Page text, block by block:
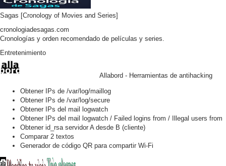
Sagas [Cronology of Movies and Series]
cronologiadesagas.com
Cronologías y orden recomendado de películas y series.
Entretenimiento
Allabord - Herramientas de antihacking
Obtener IPs de /var/log/maillog
Obtener IPs de /var/log/secure
Obtener IPs del mail logwatch
Obtener IPs del mail logwatch / Failed logins from / Illegal users from
Obtener id_rsa servidor A desde B (cliente)
Comparar 2 textos
Generador de código QR para compartir Wi-Fi